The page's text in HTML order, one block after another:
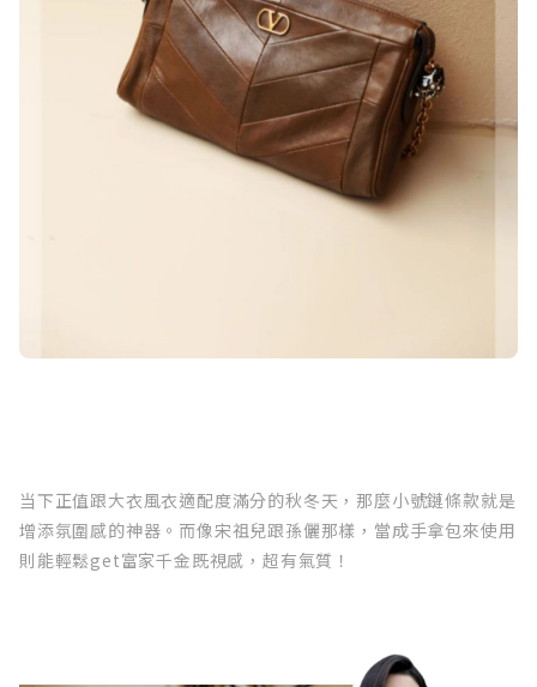
当下正值跟大衣風衣適配度滿分的秋冬天，那麼小號鏈條款就是
增添氛圍感的神器。而像宋祖兒跟孫儷那樣，當成手拿包來使用
則能輕鬆get富家千金既視感，超有氣質！